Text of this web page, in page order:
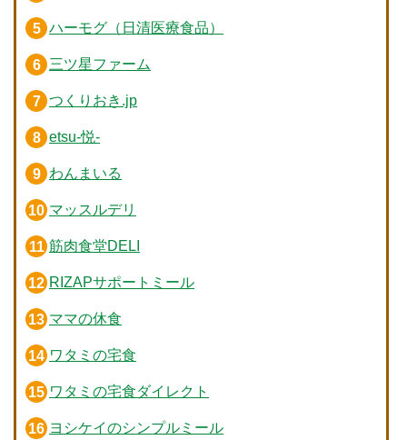
ハーモグ（日清医療食品）
三ツ星ファーム
つくりおき.jp
etsu-悦-
わんまいる
マッスルデリ
筋肉食堂DELI
RIZAPサポートミール
ママの休食
ワタミの宅食
ワタミの宅食ダイレクト
ヨシケイのシンプルミール